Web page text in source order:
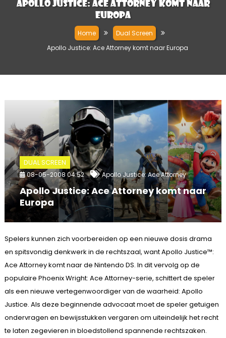
Apollo Justice: Ace Attorney komt naar
Europa
Home
Dual Screen
Apollo Justice: Ace Attorney komt naar Europa
DUAL SCREEN
08-05-2008 04:52 Apollo Justice: Ace Attorney
Apollo Justice: Ace Attorney komt naar
Europa
Spelers kunnen zich voorbereiden op een nieuwe dosis drama
en spitsvondig denkwerk in de rechtszaal, want Apollo Justice™:
Ace Attorney komt naar de Nintendo DS. In dit vervolg op de
populaire Phoenix Wright: Ace Attorney-serie, schittert de speler
als een nieuwe vertegenwoordiger van de waarheid: Apollo
Justice. Als deze beginnende advocaat moet de speler getuigen
ondervragen en bewijsstukken vergaren om uiteindelijk het recht
te laten zegevieren in bloedstollend spannende rechtszaken.